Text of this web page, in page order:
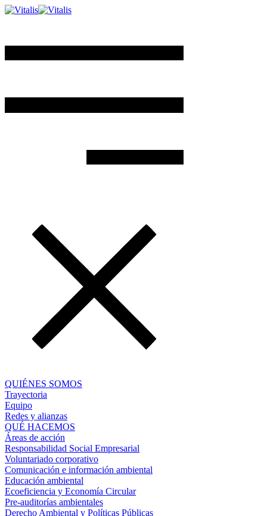
QUIÉNES SOMOS
Trayectoria
Equipo
Redes y alianzas
QUÉ HACEMOS
Áreas de acción
Responsabilidad Social Empresarial
Voluntariado corporativo
Comunicación e información ambiental
Educación ambiental
Ecoeficiencia y Economía Circular
Pre-auditorías ambientales
Derecho Ambiental y Políticas Públicas